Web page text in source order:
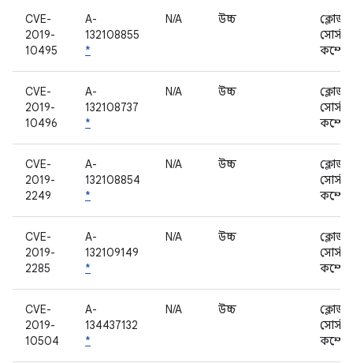
CVE-
2019-
10495
A-
132108855
*
N/A উচ্চ
ক্লোজড
সোর্স
CVE-
2019-
10496
A-
132108737
*
N/A উচ্চ
ক্লোজড
সোর্স
CVE-
2019-
2249
A-
132108854
*
N/A উচ্চ
ক্লোজড
সোর্স
CVE-
2019-
2285
A-
132109149
*
N/A উচ্চ
ক্লোজড
সোর্স
CVE-
2019-
10504
A-
134437132
*
N/A উচ্চ
ক্লোজড
সোর্স